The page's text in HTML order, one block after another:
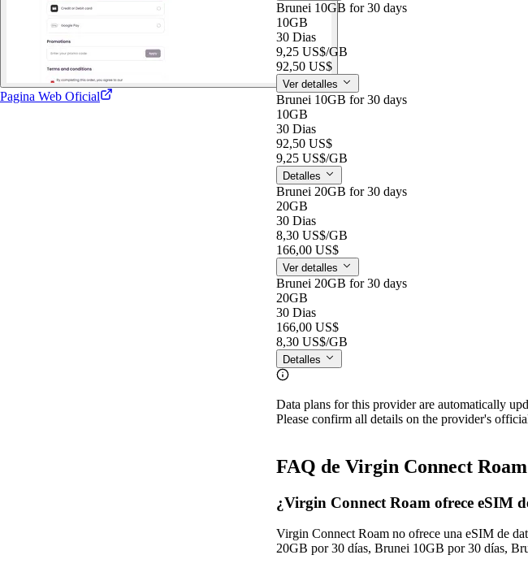
Pagina Web Oficial
Brunei 10GB for 30 days
10GB
30 Dias
9,25 US$/GB
92,50 US$
Ver detalles
Brunei 10GB for 30 days
10GB
30 Dias
92,50 US$
9,25 US$/GB
Detalles
Brunei 20GB for 30 days
20GB
30 Dias
8,30 US$/GB
166,00 US$
Ver detalles
Brunei 20GB for 30 days
20GB
30 Dias
166,00 US$
8,30 US$/GB
Detalles
Data plans for this provider are automatically
Please confirm all details on the provider's
FAQ de Virgin Connect
¿Virgin Connect Roam ofrece eSIM
Virgin Connect Roam no ofrece una eSIM de
20GB por 30 días, Brunei 10GB por 30 días,